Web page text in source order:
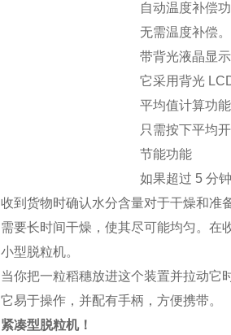
自动温度补偿
无需温度补偿。
带背光液晶显
它采用背光
平均值计算功能
只需按下平均
节能功能
如果超过 5 分
收到货物时确认水分含量对于干燥和准
需要长时间干燥，使其尽可能均匀。在
小型脱粒机。
当你把一粒稻穗放进这个装置并拉动它
它易于操作，并配有手柄，方便携带。
紧凑型脱粒机！